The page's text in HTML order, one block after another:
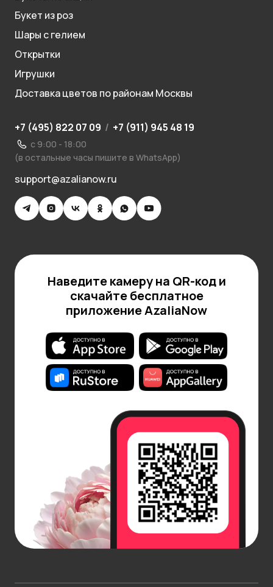
Букет из роз
Шары с гелием
Открытки
Игрушки
Доставка цветов по районам Москвы
+7 (495) 822 07 09 / +7 (911) 945 48 19
с 9:00 - 18:00
(в остальные часы пишите в WhatsApp)
support@azalianow.ru
Наведите камеру на QR-код и
скачайте бесплатное
приложение AzaliaNow